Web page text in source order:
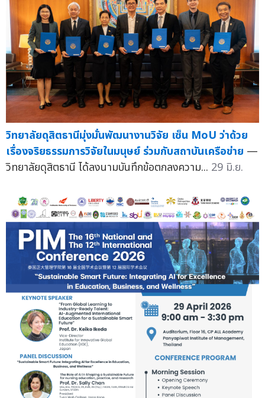
วิทยาลัยดุสิตธานีมุ่งมั่นพัฒนางานวิจัย เซ็น MoU ว่าด้วย
เรื่องจริยธรรมการวิจัยในมนุษย์ ร่วมกับสถาบันเครือข่าย —
วิทยาลัยดุสิตธานี ได้ลงนามบันทึกข้อตกลงความ... 29 มิ.ย.